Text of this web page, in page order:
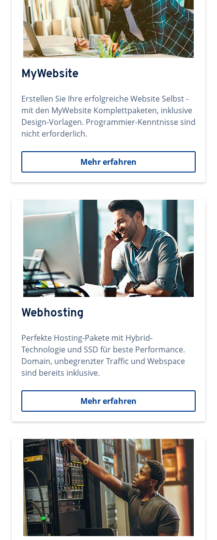
MyWebsite
Erstellen Sie Ihre erfolgreiche Website Selbst -
mit den MyWebsite Komplettpaketen, inklusive
Design-Vorlagen. Programmier-Kenntnisse sind
nicht erforderlich.
Mehr erfahren
Webhosting
Perfekte Hosting-Pakete mit Hybrid-
Technologie und SSD für beste Performance.
Domain, unbegrenzter Traffic und Webspace
sind bereits inklusive.
Mehr erfahren